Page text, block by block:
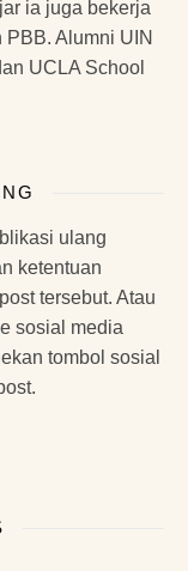
ia juga bekerja
Alumni UIN
UCLA School
ulang
ketentuan
tersebut. Atau
sosial media
tombol sosial